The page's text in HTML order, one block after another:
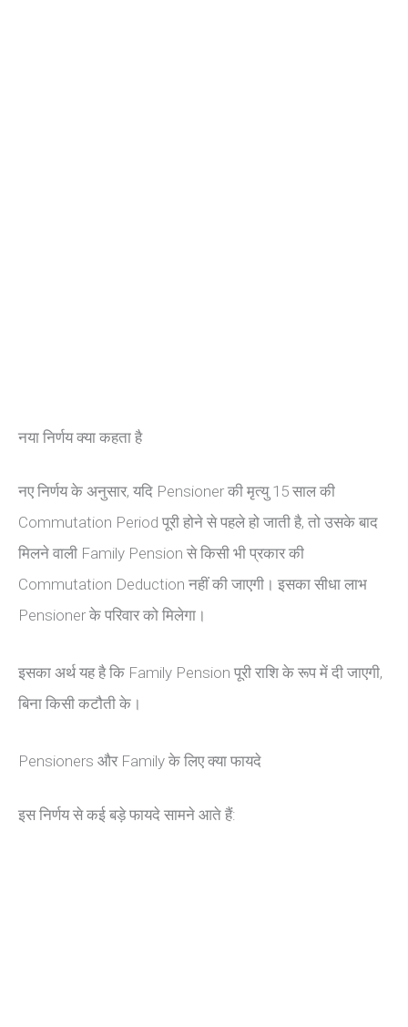
नया निर्णय क्या कहता है
नए निर्णय के अनुसार, यदि Pensioner की मृत्यु 15 साल की
Commutation Period पूरी होने से पहले हो जाती है, तो उसके बाद
मिलने वाली Family Pension से किसी भी प्रकार की
Commutation Deduction नहीं की जाएगी। इसका सीधा लाभ
Pensioner के परिवार को मिलेगा।
इसका अर्थ यह है कि Family Pension पूरी राशि के रूप में दी जाएगी,
बिना किसी कटौती के।
Pensioners और Family के लिए क्या फायदे
इस निर्णय से कई बड़े फायदे सामने आते हैं: